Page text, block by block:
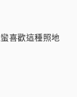
喜歡這種照地